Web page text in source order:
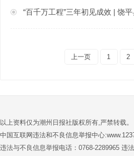
“百千万工程”三年初见成效 | 饶
上一页 1 2
以上资料仅为潮州日报社版权所有,严禁转载
中国互联网违法和不良信息举报中心
违法与不良信息举报电话：0768-2289965 违